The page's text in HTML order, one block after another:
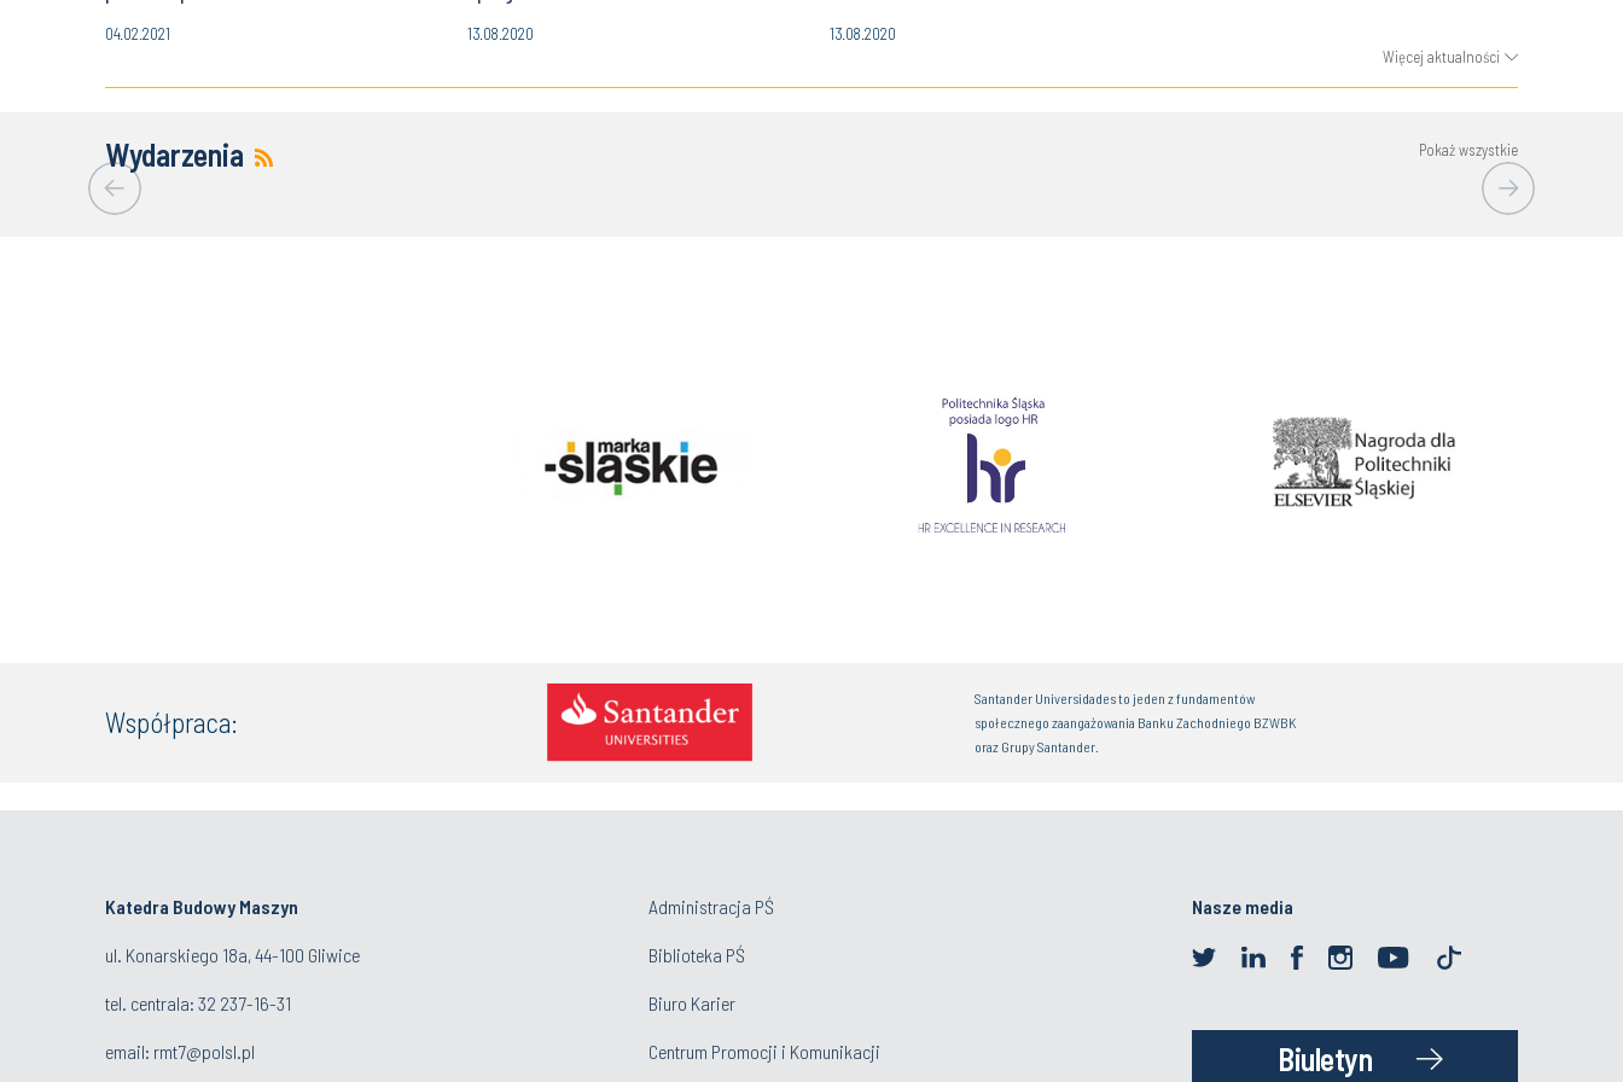
04.02.2021 13.08.2020 13.08.2020
Więcej aktualności
Wydarzenia Pokaż wszystkie
Współpraca:
Santander Universidades to jeden z fundamentów
społecznego zaangażowania Banku Zachodniego BZWBK
oraz Grupy Santander.
Katedra Budowy Maszyn
ul. Konarskiego 18a, 44-100 Gliwice
tel. centrala: 32 237-16-31
email: rmt7@polsl.pl
Administracja PŚ
Biblioteka PŚ
Biuro Karier
Centrum Promocji i Komunikacji
Nasze media
Biuletyn